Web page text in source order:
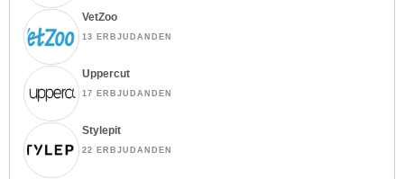
VetZoo
13 ERBJUDANDEN
Uppercut
17 ERBJUDANDEN
Stylepit
22 ERBJUDANDEN